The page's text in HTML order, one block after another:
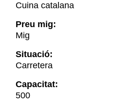
Cuina catalana
Preu mig:
Mig
Situació:
Carretera
Capacitat:
500